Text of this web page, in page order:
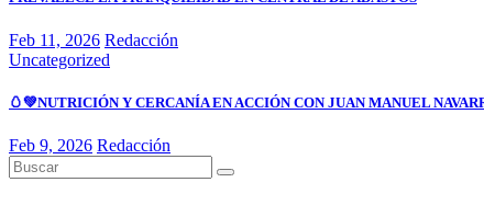
Feb 11, 2026 Redacción
Uncategorized
🥚💚NUTRICIÓN Y CERCANÍA EN ACCIÓN CON JUAN MANUEL
Feb 9, 2026 Redacción